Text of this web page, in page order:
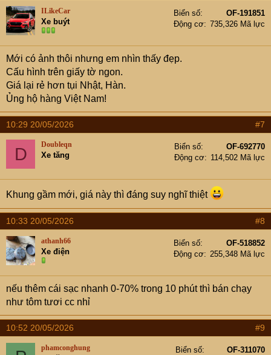
t
i
o
n
s
:
ILikeCar
Xe buýt
Biển số
OF-191851
Động cơ
735,326 Mã lực
Mới có ảnh thôi nhưng em nhìn thấy đẹp.
Cấu hình trên giấy tờ ngon.
Giá lại rẻ hơn tụi Nhật, Hàn.
Ủng hộ hàng Việt Nam!
10:29 20/05/2026 #7
D Doubleqn
Xe tăng
Biển số
OF-692770
Động cơ
114,502 Mã lực
Khung gầm mới, giá này thì đáng suy nghĩ thiệt
10:33 20/05/2026 #8
athanh66
Xe điện
Biển số
OF-518852
Động cơ
255,348 Mã lực
nếu thêm cái sạc nhanh 0-70% trong 10 phút thì bán chạy
như tôm tươi cc nhỉ
10:52 20/05/2026 #9
phamconghung Biển số OF-311070